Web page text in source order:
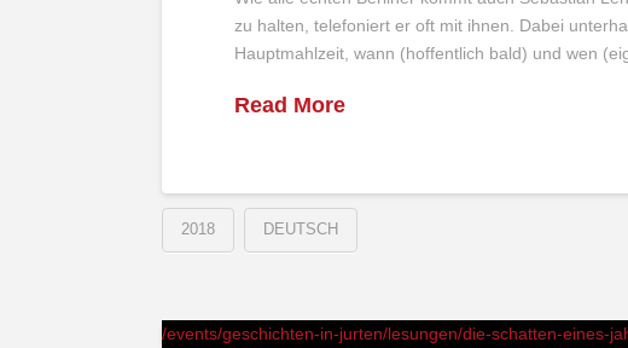
zu halten, telefoniert er oft mit ihnen. Dabei
Hauptmahlzeit, wann (hoffentlich bald) und wen
Read More
2018 DEUTSCH
/events/geschichten-in-jurten/lesungen/die-schatten-eines-